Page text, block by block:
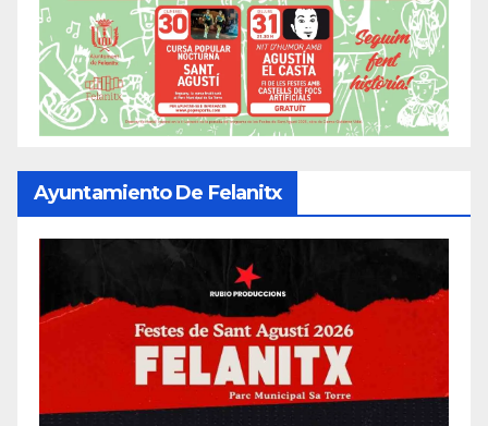
Ayuntamiento De Felanitx